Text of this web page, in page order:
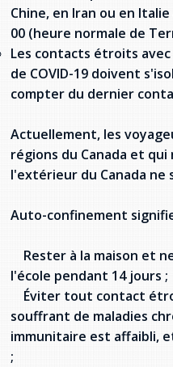
Chine, en Iran ou en
00 (heure normale de
Les contacts étroits
de COVID-19 doivent
compter du dernier
Actuellement, les
régions du Canada et
l'extérieur du Canada ne
Auto-confinement
Rester à la maison et
l'école pendant 14 jours ;
Éviter tout contact
souffrant de maladies
immunitaire est affaibli,
;